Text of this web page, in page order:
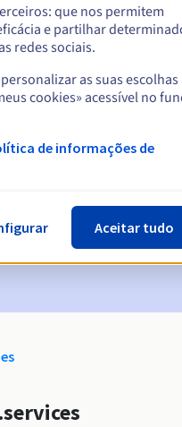
do nome de domínio
que nos permitem
e partilhar
redes sociais.
as suas escolhas
cookies» acessível no
de informações de
Aceitar tudo